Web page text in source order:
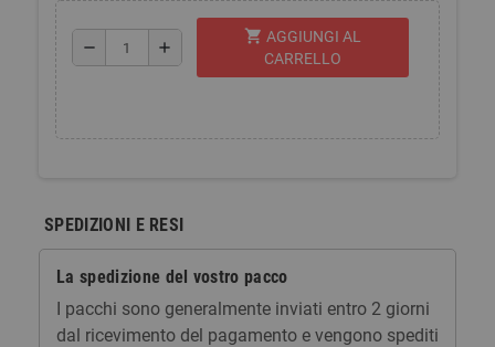
remove add
shopping_cart AGGIUNGI AL
CARRELLO
SPEDIZIONI E RESI
La spedizione del vostro pacco
I pacchi sono generalmente inviati entro 2 giorni
dal ricevimento del pagamento e vengono spediti